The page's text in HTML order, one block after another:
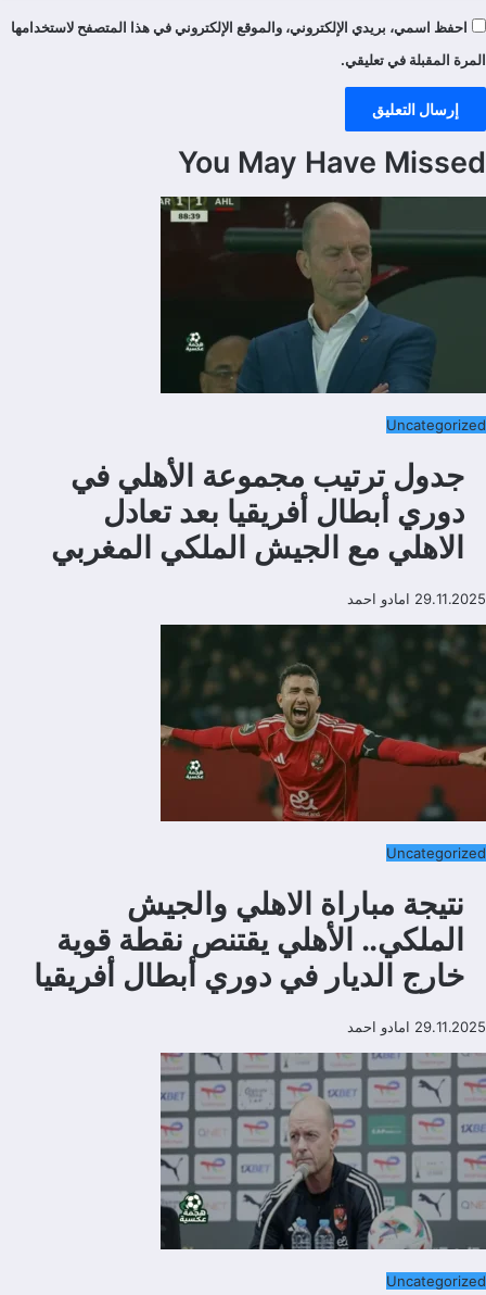
احفظ اسمي، بريدي الإلكتروني، والموقع الإلكتروني في هذا المتصفح لاستخدامها
المرة المقبلة في تعليقي.
You May Have Missed
Uncategorized
جدول ترتيب مجموعة الأهلي في
دوري أبطال أفريقيا بعد تعادل
الاهلي مع الجيش الملكي المغربي
29.11.2025 امادو احمد
Uncategorized
نتيجة مباراة الاهلي والجيش
الملكي.. الأهلي يقتنص نقطة قوية
خارج الديار في دوري أبطال أفريقيا
29.11.2025 امادو احمد
Uncategorized